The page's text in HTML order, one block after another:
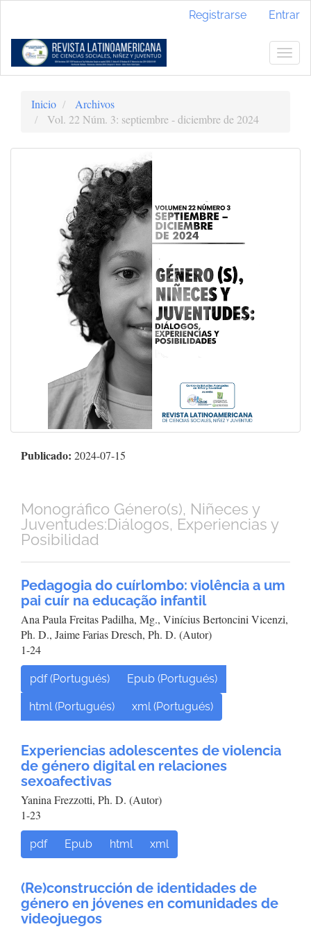
Contenido
principal
Barra
Registrarse Entrar
Inicio
Archivos
Vol. 22 Núm. 3: septiembre - diciembre de 2024
Publicado: 2024-07-15
Monográfico Género(s), Niñeces y
Juventudes:Diálogos, Experiencias y
Posibilidad
Pedagogia do cuírlombo: violência a um
pai cuír na educação infantil
Ana Paula Freitas Padilha, Mg., Vinícius Bertoncini Vicenzi,
Ph. D., Jaime Farias Dresch, Ph. D. (Autor)
1-24
pdf (Portugués) Epub (Portugués)
html (Portugués) xml (Portugués)
Experiencias adolescentes de violencia
de género digital en relaciones
sexoafectivas
Yanina Frezzotti, Ph. D. (Autor)
1-23
pdf Epub html xml
(Re)construcción de identidades de
género en jóvenes en comunidades de
videojuegos